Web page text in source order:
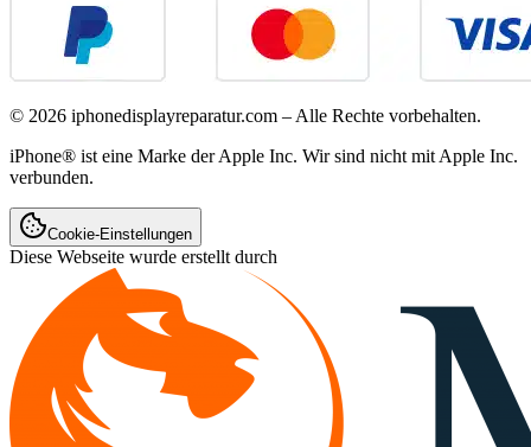
© 2026 iphonedisplayreparatur.com – Alle Rechte vorbehalten.
iPhone® ist eine Marke der Apple Inc. Wir sind nicht mit Apple Inc.
verbunden.
Cookie-Einstellungen
Diese Webseite wurde erstellt durch